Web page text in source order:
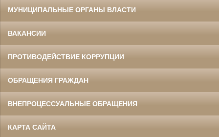
МУНИЦИПАЛЬНЫЕ ОРГАНЫ ВЛАСТИ
ВАКАНСИИ
ПРОТИВОДЕЙСТВИЕ КОРРУПЦИИ
ОБРАЩЕНИЯ ГРАЖДАН
ВНЕПРОЦЕССУАЛЬНЫЕ ОБРАЩЕНИЯ
КАРТА САЙТА